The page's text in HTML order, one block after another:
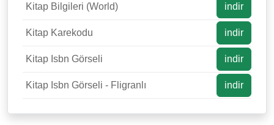
Kitap Bilgileri (World) indir
Kitap Karekodu indir
Kitap Isbn Görseli indir
Kitap Isbn Görseli - Fligranlı indir